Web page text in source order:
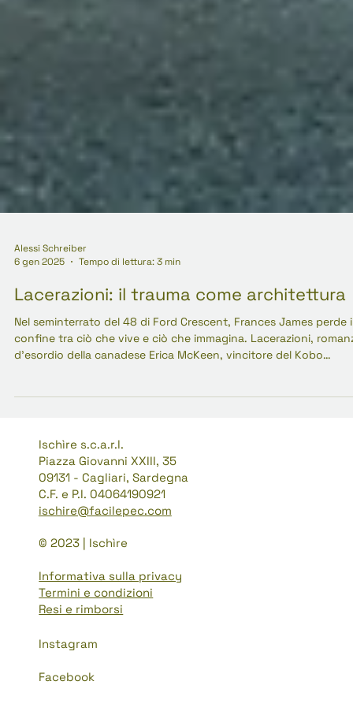
Alessi Schreiber
6 gen 2025
Tempo di lettura: 3 min
Lacerazioni: il trauma come architettura
Nel seminterrato del 48 di Ford Crescent, Frances James perde
d'esordio della canadese Erica McKeen, vincitore del Kobo
casa nelle strutture che abitiamo - e in noi.
Ischìre s.c.a.r.l.
Piazza Giovanni XXIII, 35
09131 - Cagliari, Sardegna
C.F. e P.I. 04064190921
ischire@facilepec.com
© 2023 | Ischìre
Informativa sulla privacy
Termini e condizioni
Resi e rimborsi
Instagram